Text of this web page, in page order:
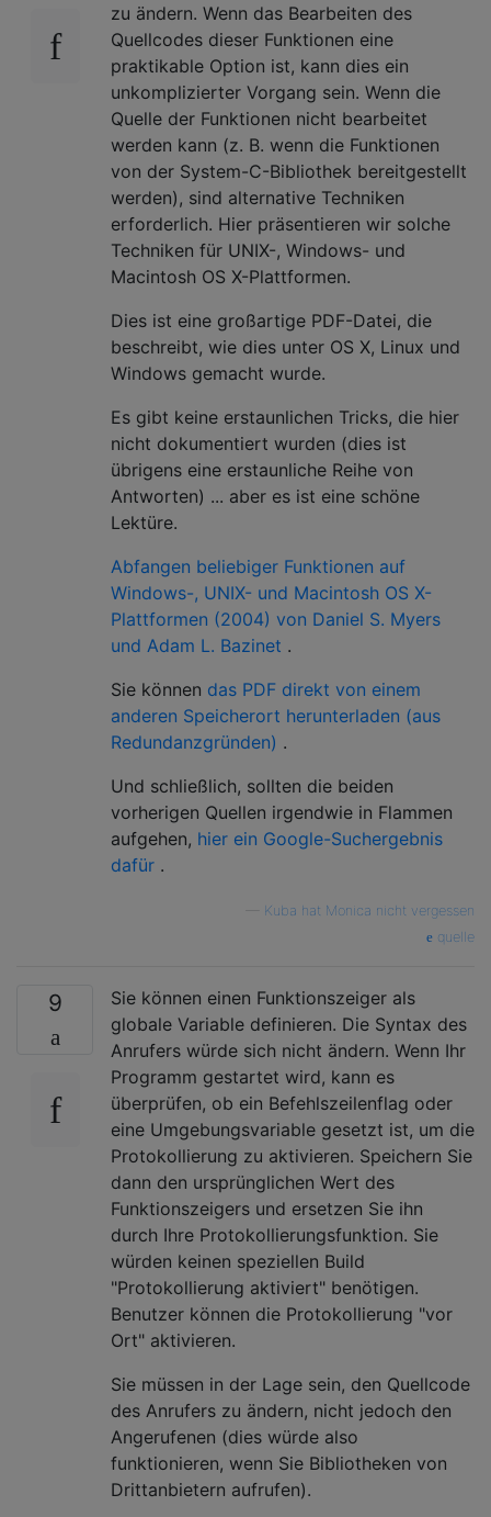
zu ändern. Wenn das Bearbeiten des
Quellcodes dieser Funktionen eine
praktikable Option ist, kann dies ein
unkomplizierter Vorgang sein. Wenn die
Quelle der Funktionen nicht bearbeitet
werden kann (z. B. wenn die Funktionen
von der System-C-Bibliothek bereitgestellt
werden), sind alternative Techniken
erforderlich. Hier präsentieren wir solche
Techniken für UNIX-, Windows- und
Macintosh OS X-Plattformen.
Dies ist eine großartige PDF-Datei, die
beschreibt, wie dies unter OS X, Linux und
Windows gemacht wurde.
Es gibt keine erstaunlichen Tricks, die hier
nicht dokumentiert wurden (dies ist
übrigens eine erstaunliche Reihe von
Antworten) ... aber es ist eine schöne
Lektüre.
Abfangen beliebiger Funktionen auf
Windows-, UNIX- und Macintosh OS X-
Plattformen (2004) von Daniel S. Myers
und Adam L. Bazinet .
Sie können das PDF direkt von einem
anderen Speicherort herunterladen (aus
Redundanzgründen) .
Und schließlich, sollten die beiden
vorherigen Quellen irgendwie in Flammen
aufgehen, hier ein Google-Suchergebnis
dafür .
Kuba hat Monica nicht vergessen
quelle
9
Sie können einen Funktionszeiger als
globale Variable definieren. Die Syntax des
Anrufers würde sich nicht ändern. Wenn Ihr
Programm gestartet wird, kann es
überprüfen, ob ein Befehlszeilenflag oder
eine Umgebungsvariable gesetzt ist, um die
Protokollierung zu aktivieren. Speichern Sie
dann den ursprünglichen Wert des
Funktionszeigers und ersetzen Sie ihn
durch Ihre Protokollierungsfunktion. Sie
würden keinen speziellen Build
"Protokollierung aktiviert" benötigen.
Benutzer können die Protokollierung "vor
Ort" aktivieren.
Sie müssen in der Lage sein, den Quellcode
des Anrufers zu ändern, nicht jedoch den
Angerufenen (dies würde also
funktionieren, wenn Sie Bibliotheken von
Drittanbietern aufrufen).